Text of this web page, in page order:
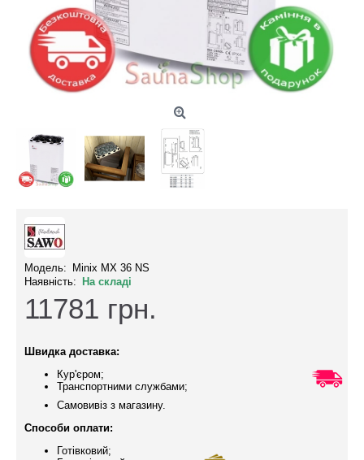
Модель:
Minix MX 36 NS
Наявність:
На складі
11781 грн.
Швидка доставка:
Кур'єром;
Транспортними службами;
Самовивіз з магазину.
Способи оплати:
Готівковий;